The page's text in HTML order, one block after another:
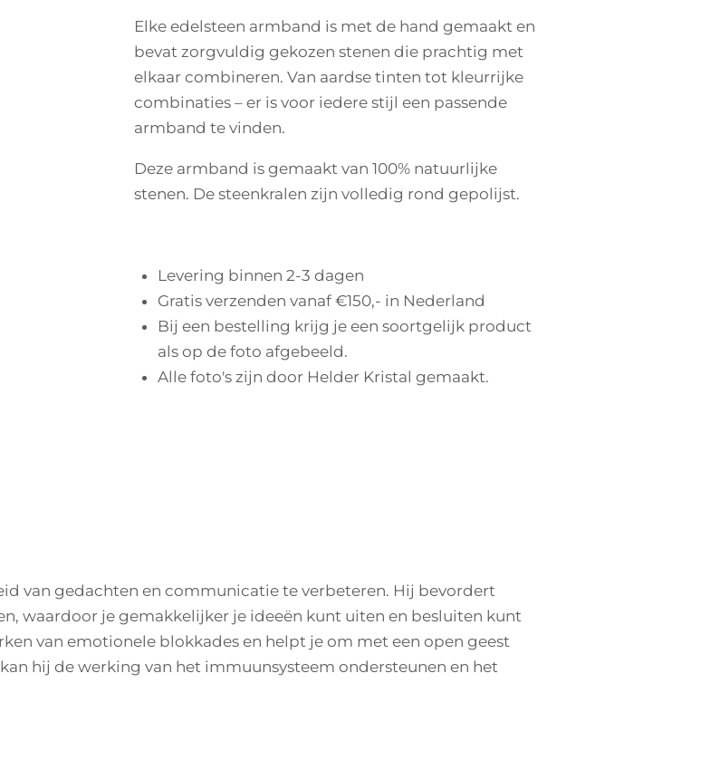
Elke edelsteen armband is met de hand gemaakt en
bevat zorgvuldig gekozen stenen die prachtig met
elkaar combineren. Van aardse tinten tot kleurrijke
combinaties – er is voor iedere stijl een passende
armband te vinden.
Deze armband is gemaakt van 100% natuurlijke
stenen. De steenkralen zijn volledig rond gepolijst.
Levering binnen 2-3 dagen
Gratis verzenden vanaf €150,- in Nederland
Bij een bestelling krijg je een soortgelijk product
als op de foto afgebeeld.
Alle foto's zijn door Helder Kristal gemaakt.
van gedachten en communicatie te verbeteren. Hij bevordert
waardoor je gemakkelijker je ideeën kunt uiten en besluiten kunt
van emotionele blokkades en helpt je om met een open geest
hij de werking van het immuunsysteem ondersteunen en het